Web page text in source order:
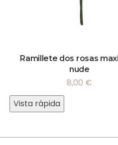
Ramillete dos rosas
nude
8,00 €
Vista rápida